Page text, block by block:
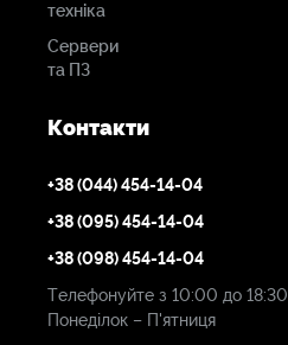
техніка
Сервери
та ПЗ
Контакти
+38 (044) 454-14-04
+38 (095) 454-14-04
+38 (098) 454-14-04
Телефонуйте з 10:00 до 18:30
Понеділок – П'ятниця